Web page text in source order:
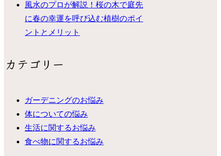
風水のプロが解説！桜の木で庭先
に春の幸運を呼び込む植樹のポイ
ントとメリット
カテゴリー
ガーデニングのお悩み
体についての悩み
生活に関するお悩み
食べ物に関するお悩み